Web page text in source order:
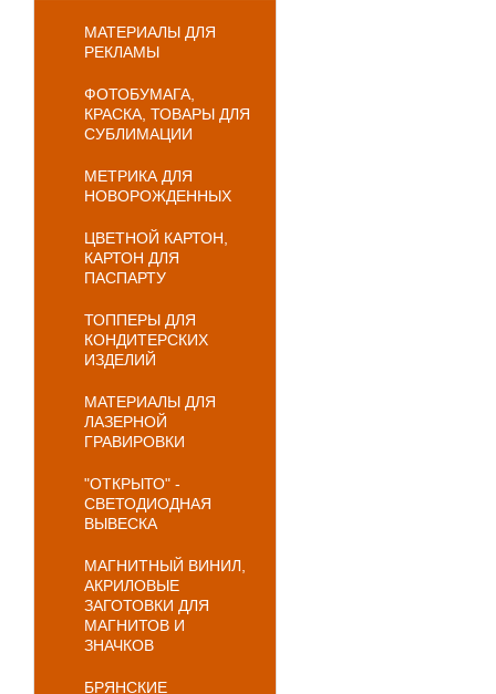
МАТЕРИАЛЫ ДЛЯ
РЕКЛАМЫ
ФОТОБУМАГА,
КРАСКА, ТОВАРЫ ДЛЯ
СУБЛИМАЦИИ
МЕТРИКА ДЛЯ
НОВОРОЖДЕННЫХ
ЦВЕТНОЙ КАРТОН,
КАРТОН ДЛЯ
ПАСПАРТУ
ТОППЕРЫ ДЛЯ
КОНДИТЕРСКИХ
ИЗДЕЛИЙ
МАТЕРИАЛЫ ДЛЯ
ЛАЗЕРНОЙ
ГРАВИРОВКИ
"ОТКРЫТО" -
СВЕТОДИОДНАЯ
ВЫВЕСКА
МАГНИТНЫЙ ВИНИЛ,
АКРИЛОВЫЕ
ЗАГОТОВКИ ДЛЯ
МАГНИТОВ И
ЗНАЧКОВ
БРЯНСКИЕ